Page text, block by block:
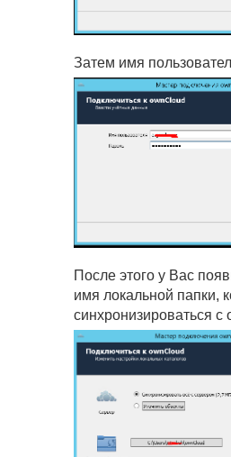
Затем имя
После этого у Вас
имя локальной папки,
синхронизироваться с